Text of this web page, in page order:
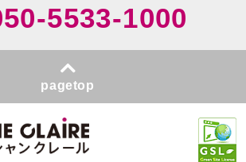
5533-1000
pagetop